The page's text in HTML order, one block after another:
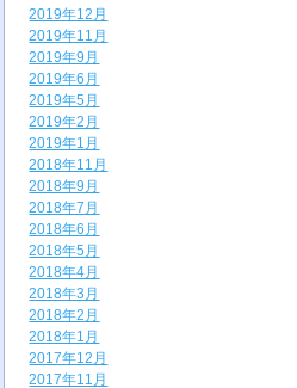
2019年12月
2019年11月
2019年9月
2019年6月
2019年5月
2019年2月
2019年1月
2018年11月
2018年9月
2018年7月
2018年6月
2018年5月
2018年4月
2018年3月
2018年2月
2018年1月
2017年12月
2017年11月